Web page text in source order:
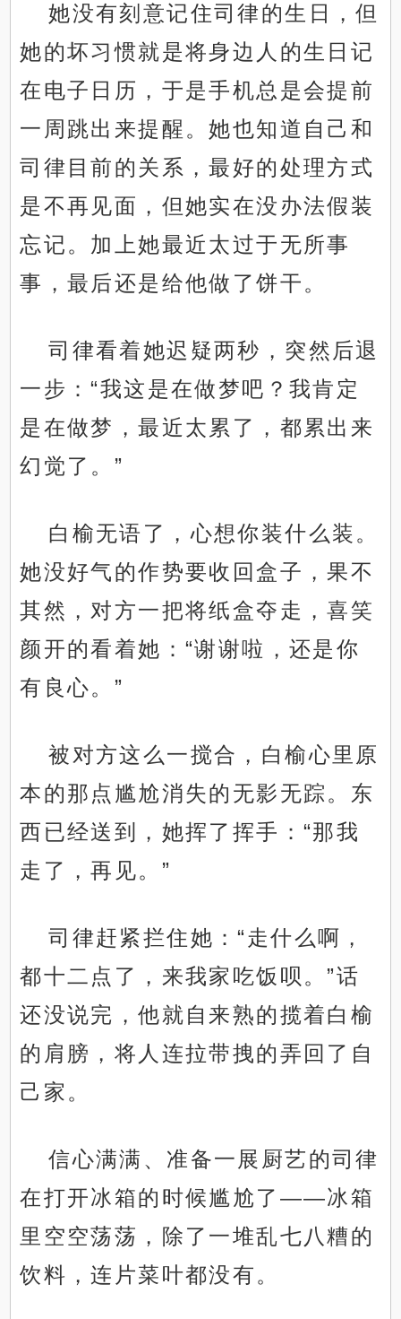
她没有刻意记住司律的生日，但
她的坏习惯就是将身边人的生日记
在电子日历，于是手机总是会提前
一周跳出来提醒。她也知道自己和
司律目前的关系，最好的处理方式
是不再见面，但她实在没办法假装
忘记。加上她最近太过于无所事
事，最后还是给他做了饼干。
司律看着她迟疑两秒，突然后退
一步：“我这是在做梦吧？我肯定
是在做梦，最近太累了，都累出来
幻觉了。”
白榆无语了，心想你装什么装。
她没好气的作势要收回盒子，果不
其然，对方一把将纸盒夺走，喜笑
颜开的看着她：“谢谢啦，还是你
有良心。”
被对方这么一搅合，白榆心里原
本的那点尴尬消失的无影无踪。东
西已经送到，她挥了挥手：“那我
走了，再见。”
司律赶紧拦住她：“走什么啊，
都十二点了，来我家吃饭呗。”话
还没说完，他就自来熟的揽着白榆
的肩膀，将人连拉带拽的弄回了自
己家。
信心满满、准备一展厨艺的司律
在打开冰箱的时候尴尬了——冰箱
里空空荡荡，除了一堆乱七八糟的
饮料，连片菜叶都没有。